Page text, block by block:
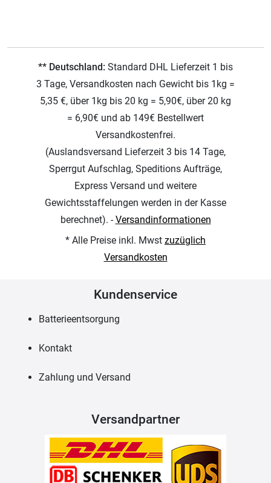
** Deutschland: Standard DHL Lieferzeit 1 bis
3 Tage, Versandkosten nach Gewicht bis 1kg =
5,35 €, über 1kg bis 20 kg = 5,90€, über 20 kg
= 6,90€ und ab 149€ Bestellwert
Versandkostenfrei.
(Auslandsversand Lieferzeit 3 bis 14 Tage,
Sperrgut Aufschlag, Speditions Aufträge,
Express Versand und weitere
Gewichtsstaffelungen werden in der Kasse
berechnet). -Versandinformationen
* Alle Preise inkl. Mwst zuzüglich
Versandkosten
Kundenservice
Batterieentsorgung
Kontakt
Zahlung und Versand
Versandpartner